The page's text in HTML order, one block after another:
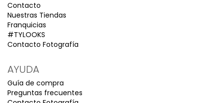
Contacto
Nuestras Tiendas
Franquicias
#TYLOOKS
Contacto Fotografía
AYUDA
Guía de compra
Preguntas frecuentes